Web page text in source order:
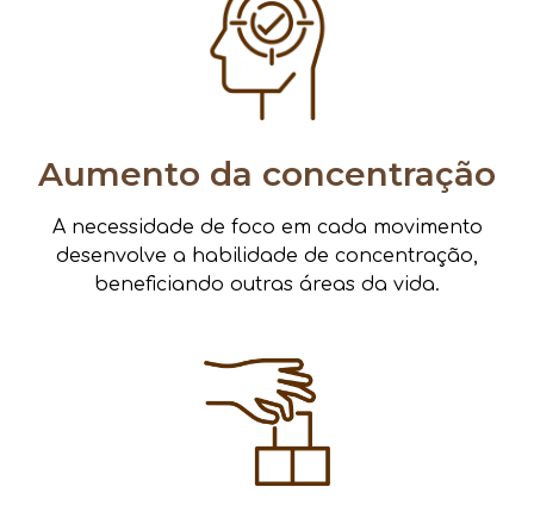
Aumento da concentração
A necessidade de foco em cada movimento
desenvolve a habilidade de concentração,
beneficiando outras áreas da vida.